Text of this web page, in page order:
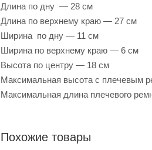
Длина по дну — 28 см
Длина по верхнему краю — 27 см
Ширина по дну — 11 см
Ширина по верхнему краю — 6 см
Высота по центру — 18 см
Максимальная высота с плечевым
Максимальная длина плечевого
Похожие товары